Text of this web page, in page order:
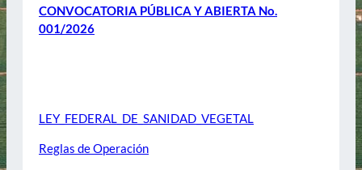
CONVOCATORIA PÚBLICA Y ABIERTA No.
001/2026
LEY_FEDERAL_DE_SANIDAD_VEGETAL
Reglas de Operación